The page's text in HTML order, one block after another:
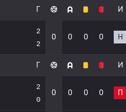
Г И
2
2
0 0 0 0 Н
Г И
2
0
0 0 0 0 П